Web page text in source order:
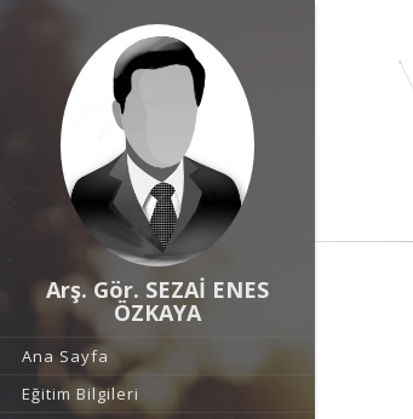
Arş. Gör. SEZAİ ENES
ÖZKAYA
Ana Sayfa
Eğitim Bilgileri